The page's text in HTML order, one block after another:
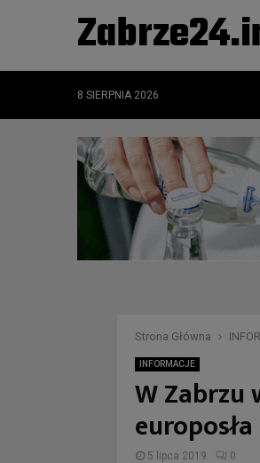
8 SIERPNIA 2026
Strona Główna
INFORMACJE
W Zabrzu
europosła
5 lipca 2019 0